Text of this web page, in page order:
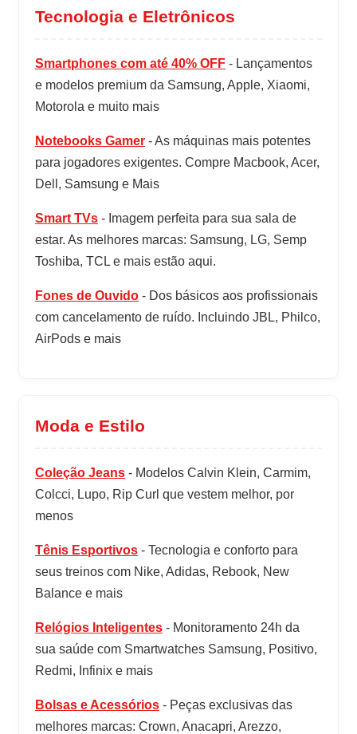
Tecnologia e Eletrônicos
Smartphones com até 40% OFF - Lançamentos
e modelos premium da Samsung, Apple, Xiaomi,
Motorola e muito mais
Notebooks Gamer - As máquinas mais potentes
para jogadores exigentes. Compre Macbook, Acer,
Dell, Samsung e Mais
Smart TVs - Imagem perfeita para sua sala de
estar. As melhores marcas: Samsung, LG, Semp
Toshiba, TCL e mais estão aqui.
Fones de Ouvido - Dos básicos aos profissionais
com cancelamento de ruído. Incluindo JBL, Philco,
AirPods e mais
Moda e Estilo
Coleção Jeans - Modelos Calvin Klein, Carmim,
Colcci, Lupo, Rip Curl que vestem melhor, por
menos
Tênis Esportivos - Tecnologia e conforto para
seus treinos com Nike, Adidas, Rebook, New
Balance e mais
Relógios Inteligentes - Monitoramento 24h da
sua saúde com Smartwatches Samsung, Positivo,
Redmi, Infinix e mais
Bolsas e Acessórios - Peças exclusivas das
melhores marcas: Crown, Anacapri, Arezzo,